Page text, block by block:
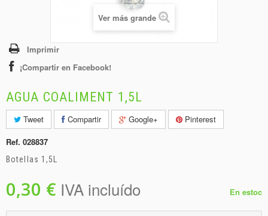
Ver más grande
Imprimir
¡Compartir en Facebook!
AGUA COALIMENT 1,5L
Tweet Compartir Google+
Pinterest
Ref. 028837
Botellas 1,5L
0,30 € IVA incluído En estoc